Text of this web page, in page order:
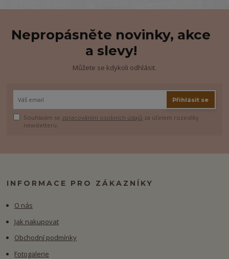
Nepropásněte novinky, akce
a slevy!
Můžete se kdykoli odhlásit.
Přihlásit se
Souhlasím se zpracováním osobních údajů za účelem rozesílky
newsletteru.
INFORMACE PRO ZÁKAZNÍKY
O nás
Jak nakupovat
Obchodní podmínky
Fotogalerie